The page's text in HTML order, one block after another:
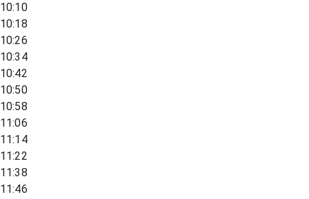
10:10
10:18
10:26
10:34
10:42
10:50
10:58
11:06
11:14
11:22
11:38
11:46